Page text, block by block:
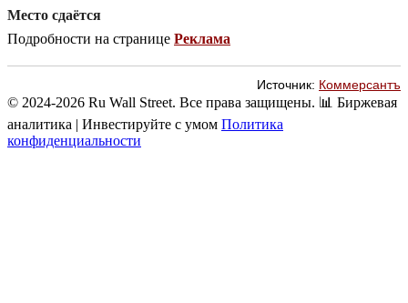
Место сдаётся
Подробности на странице Реклама
Источник: Коммерсантъ
© 2024-2026 Ru Wall Street. Все права защищены. 📊 Биржевая
аналитика | Инвестируйте с умом Политика
конфиденциальности